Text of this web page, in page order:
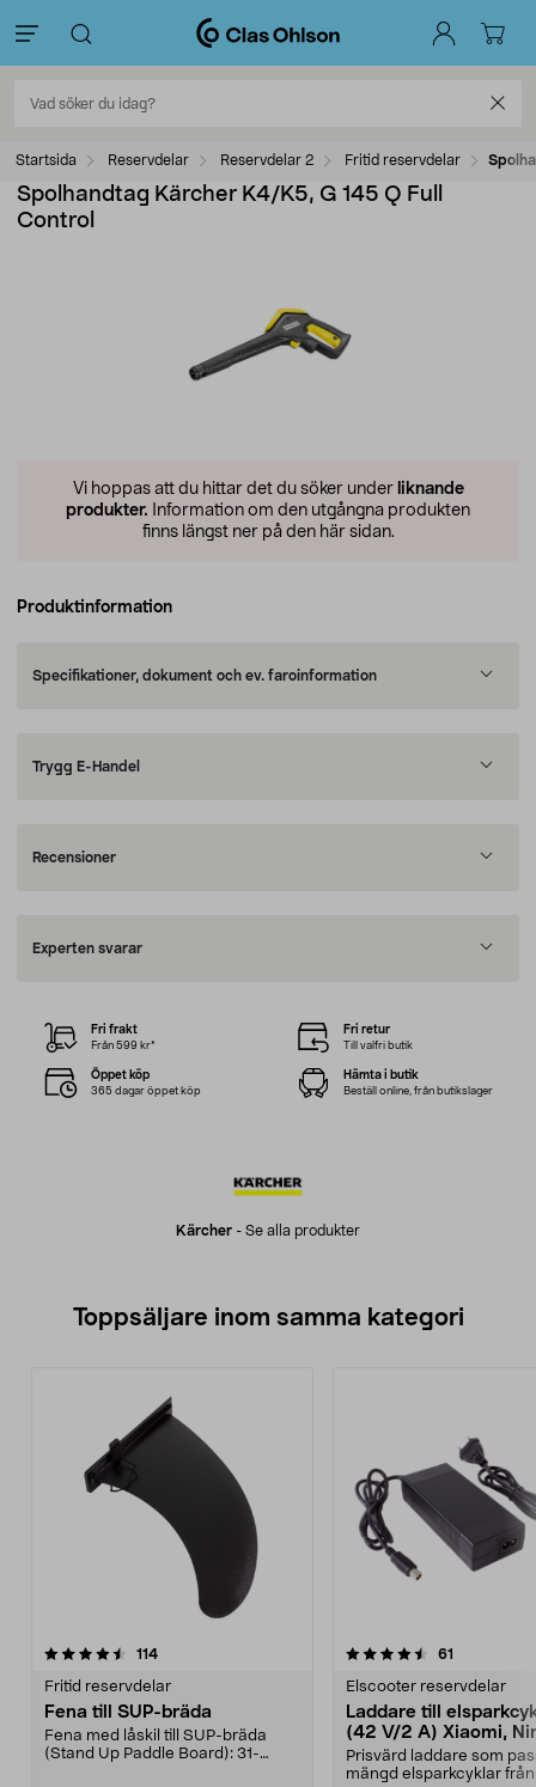
Startsida Reservdelar Reservdelar 2 Fritid reservdelar
Spolhandtag Kärcher K4/K5, G 145 Q Full
Control
Vi hoppas att du hittar det du söker under liknande
produkter. Information om den utgångna produkten
finns längst ner på den här sidan.
Produktinformation
Specifikationer, dokument och ev. faroinformation
Trygg E-Handel
Recensioner
Experten svarar
Kärcher - Se alla produkter
Fri frakt
Från 599 kr*
Fri retur
Till valfri butik
Öppet köp
365 dagar öppet köp
Hämta i butik
Beställ online, från butikslager
Toppsäljare inom samma kategori
114recensioner
Fritid reservdelar
Fena till SUP-bräda
Fena med låskil till SUP-bräda
(Stand Up Paddle Board): 31-
4.5 av 5 stjärnor 61
Elscooter reservdelar
Laddare till
(42 V/2 A) Xiaomi,
E-Way m.fl.
Prisvärd laddare som
mängd elsparkcyklar från
4.5 av 5 stjärnor